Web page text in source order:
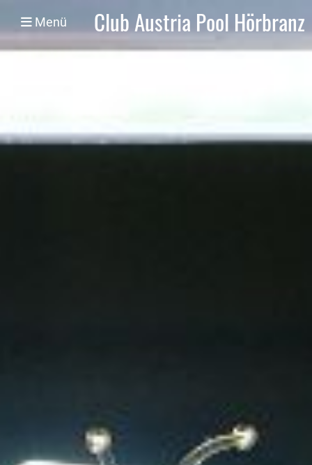
Club Austria Pool Hörbranz
Menü